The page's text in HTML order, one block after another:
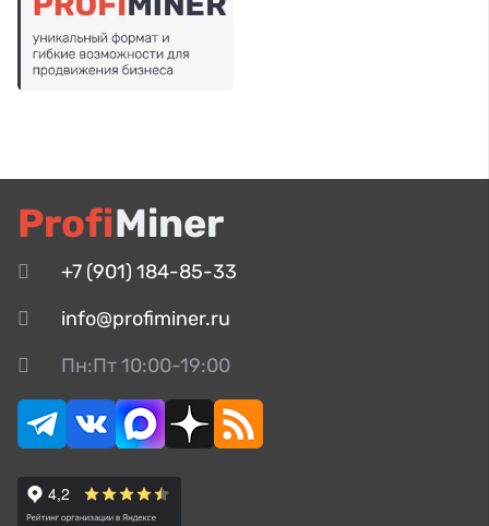
ProfiMiner
+7 (901) 184-85-33
info@profiminer.ru
Пн:Пт 10:00-19:00